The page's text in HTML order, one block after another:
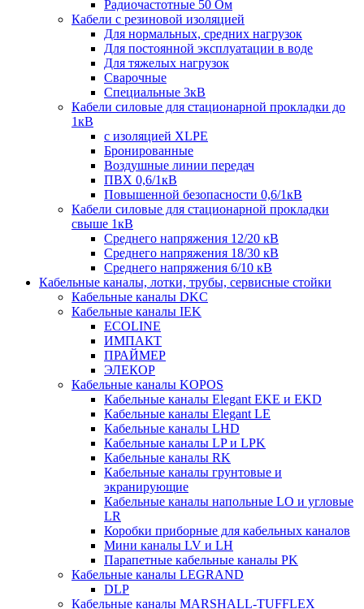
Радиочастотные 50 Ом
Кабели с резиновой изоляцией
Для нормальных, средних нагрузок
Для постоянной эксплуатации в воде
Для тяжелых нагрузок
Сварочные
Специальные 3кВ
Кабели силовые для стационарной прокладки до
1кВ
c изоляцией XLPE
Бронированные
Воздушные линии передач
ПВХ 0,6/1кВ
Повышенной безопасности 0,6/1кВ
Кабели силовые для стационарной прокладки
свыше 1кВ
Среднего напряжения 12/20 кВ
Среднего напряжения 18/30 кВ
Среднего напряжения 6/10 кВ
Кабельные каналы, лотки, трубы, сервисные стойки
Кабельные каналы DKC
Кабельные каналы IEK
ECOLINE
ИМПАКТ
ПРАЙМЕР
ЭЛЕКОР
Кабельные каналы KOPOS
Кабельные каналы Elegant EKE и EKD
Кабельные каналы Elegant LE
Кабельные каналы LHD
Кабельные каналы LP и LPK
Кабельные каналы RK
Кабельные каналы грунтовые и
экранирующие
Кабельные каналы напольные LO и угловые
LR
Коробки приборные для кабельных каналов
Мини каналы LV и LH
Парапетные кабельные каналы PK
Кабельные каналы LEGRAND
DLP
Кабельные каналы MARSHALL-TUFFLEX